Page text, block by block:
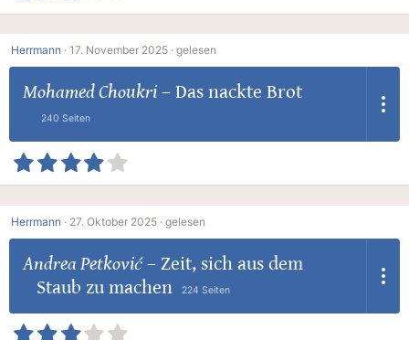
Herrmann · 17. November 2025 · gelesen
Mohamed Choukri– Das nackte Brot
240 Seiten
Herrmann · 27. Oktober 2025 · gelesen
Andrea Petković– Zeit, sich aus dem
Staub zu machen
224 Seiten